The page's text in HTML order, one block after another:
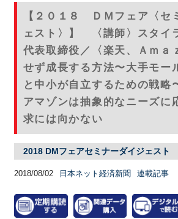
【２０１８ ＤＭフェア〈セ
ェスト〉】 〈講師〉スタ
代表取締役／〈楽天、Ａｍａ
せず成長する方法〜大手モー
と中小が自立するための戦
アマゾンは抽象的なニーズに
求には向かない
2018 DMフェアセミナーダイジェスト
2018/08/02 日本ネット経済新聞 連載記事